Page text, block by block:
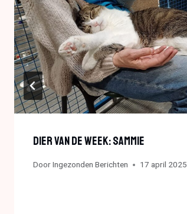
Dier Van De Week: Sammie
DoorIngezonden Berichten 17 april 2025